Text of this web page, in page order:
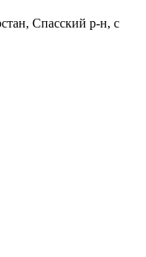
Спасский р-н, с